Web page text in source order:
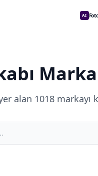
AI
alan 1018 markayı